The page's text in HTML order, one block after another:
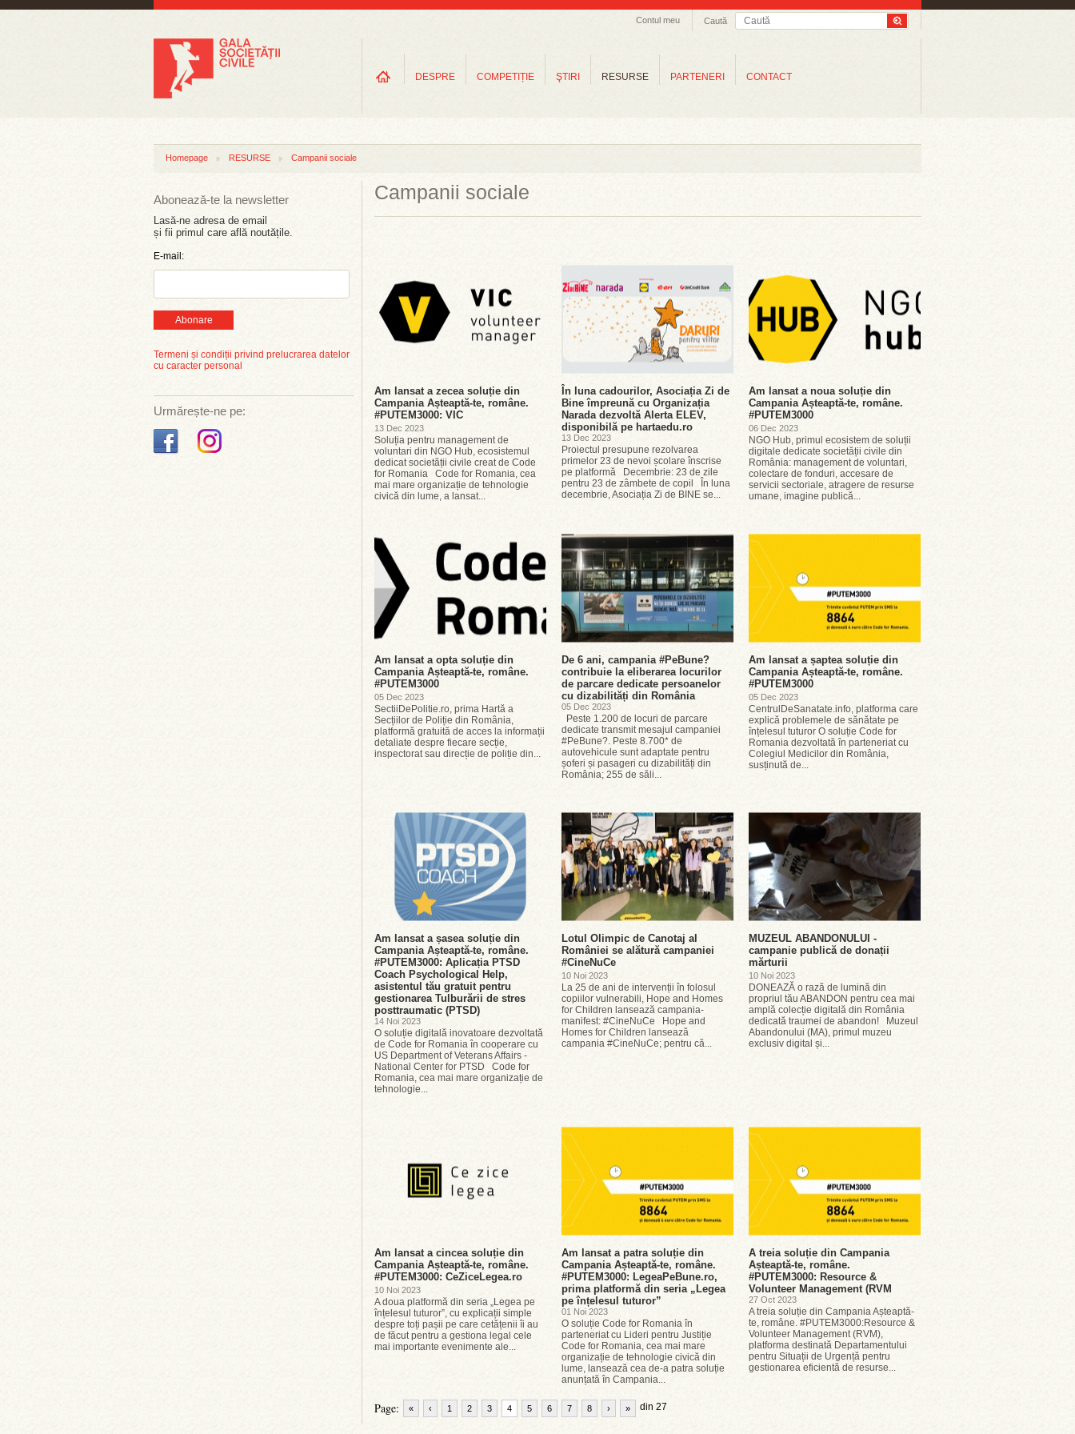
Caută
Contul meu
DESPRE COMPETIȚIE ŞTIRI RESURSE PARTENERI CONTACT
Homepage RESURSE Campanii sociale
Abonează-te la newsletter
Lasă-ne adresa de email
și fii primul care află noutățile.
E-mail:
Abonare
Termeni și condiții privind prelucrarea datelor
cu caracter personal
Urmărește-ne pe:
Campanii sociale
Am lansat a zecea soluție din
Campania Așteaptă-te, române.
#PUTEM3000: VIC
13 Dec 2023
Soluția pentru management de
voluntari din NGO Hub, ecosistemul
dedicat societății civile creat de Code
for Romania Code for Romania, cea
mai mare organizație de tehnologie
civică din lume, a lansat...
În luna cadourilor, Asociația Zi de
Bine împreună cu Organizația
Narada dezvoltă Alerta ELEV,
disponibilă pe hartaedu.ro
13 Dec 2023
Proiectul presupune rezolvarea
primelor 23 de nevoi școlare înscrise
pe platformă Decembrie: 23 de zile
pentru 23 de zâmbete de copil În luna
decembrie, Asociația Zi de BINE se...
Am lansat a noua soluție din
Campania Așteaptă-te, române.
#PUTEM3000
06 Dec 2023
NGO Hub, primul ecosistem de soluții
digitale dedicate societății civile din
România: management de voluntari,
colectare de fonduri, accesare de
servicii sectoriale, atragere de resurse
umane, imagine publică...
Am lansat a opta soluție din
Campania Așteaptă-te, române.
#PUTEM3000
05 Dec 2023
SectiiDePolitie.ro, prima Hartă a
Secțiilor de Poliție din România,
platformă gratuită de acces la informații
detaliate despre fiecare secție,
inspectorat sau direcție de poliție din...
De 6 ani, campania #PeBune?
contribuie la eliberarea locurilor
de parcare dedicate persoanelor
cu dizabilități din România
05 Dec 2023
Peste 1.200 de locuri de parcare
dedicate transmit mesajul campaniei
#PeBune?. Peste 8.700* de
autovehicule sunt adaptate pentru
șoferi și pasageri cu dizabilități din
România; 255 de săli...
Am lansat a șaptea soluție din
Campania Așteaptă-te, române.
#PUTEM3000
05 Dec 2023
CentrulDeSanatate.info, platforma care
explică problemele de sănătate pe
înțelesul tuturor O soluție Code for
Romania dezvoltată în parteneriat cu
Colegiul Medicilor din România,
susținută de...
Am lansat a șasea soluție din
Campania Așteaptă-te, române.
#PUTEM3000: Aplicația PTSD
Coach Psychological Help,
asistentul tău gratuit pentru
gestionarea Tulburării de stres
posttraumatic (PTSD)
14 Noi 2023
O soluție digitală inovatoare dezvoltată
de Code for Romania în cooperare cu
US Department of Veterans Affairs -
National Center for PTSD Code for
Romania, cea mai mare organizație de
tehnologie...
Lotul Olimpic de Canotaj al
României se alătură campaniei
#CineNuCe
10 Noi 2023
La 25 de ani de intervenții în folosul
copiilor vulnerabili, Hope and Homes
for Children lansează campania-
manifest: #CineNuCe Hope and
Homes for Children lansează
campania #CineNuCe; pentru că...
MUZEUL ABANDONULUI -
campanie publică de donații
mărturii
10 Noi 2023
DONEAZĂ o rază de lumină din
propriul tău ABANDON pentru cea mai
amplă colecție digitală din România
dedicată traumei de abandon! Muzeul
Abandonului (MA), primul muzeu
exclusiv digital și...
Am lansat a cincea soluție din
Campania Așteaptă-te, române.
#PUTEM3000: CeZiceLegea.ro
10 Noi 2023
A doua platformă din seria „Legea pe
înțelesul tuturor”, cu explicații simple
despre toți pașii pe care cetățenii îi au
de făcut pentru a gestiona legal cele
mai importante evenimente ale...
Am lansat a patra soluție din
Campania Așteaptă-te, române.
#PUTEM3000: LegeaPeBune.ro,
prima platformă din seria „Legea
pe înțelesul tuturor”
01 Noi 2023
O soluție Code for Romania în
parteneriat cu Lideri pentru Justiție
Code for Romania, cea mai mare
organizație de tehnologie civică din
lume, lansează cea de-a patra soluție
anunțată în Campania...
A treia soluție din Campania
Așteaptă-te, române.
#PUTEM3000: Resource &
Volunteer Management (RVM
27 Oct 2023
A treia soluție din Campania Așteaptă-
te, române. #PUTEM3000:Resource &
Volunteer Management (RVM),
platforma destinată Departamentului
pentru Situații de Urgență pentru
gestionarea eficientă de resurse...
Page: « ‹ 1 2 3 4 5 6 7 8 din 27
› »